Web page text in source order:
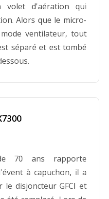
unités. L'analyse de
peut survenir
de contrôle de vitesse
prévu, provoquant
volet d'aération qui
Alors que le micro-
ventilateur, tout
séparé et est tombé
70 ans rapporte
à capuchon, il a
le disjoncteur GFCI et